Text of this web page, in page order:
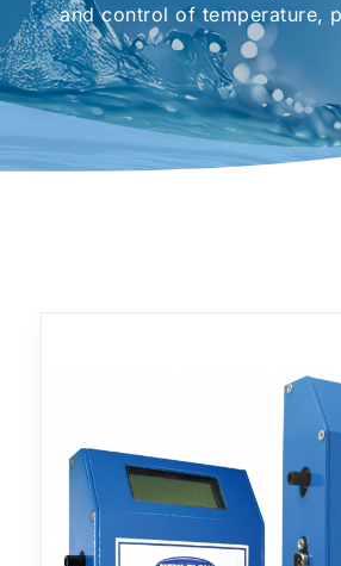
and control of temperature,